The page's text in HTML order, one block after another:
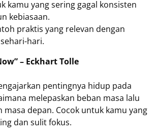
kamu yang sering gagal konsisten
kebiasaan.
praktis yang relevan dengan
hari.
– Eckhart Tolle
pentingnya hidup pada
melepaskan beban masa lalu
masa depan. Cocok untuk kamu yang
dan sulit fokus.